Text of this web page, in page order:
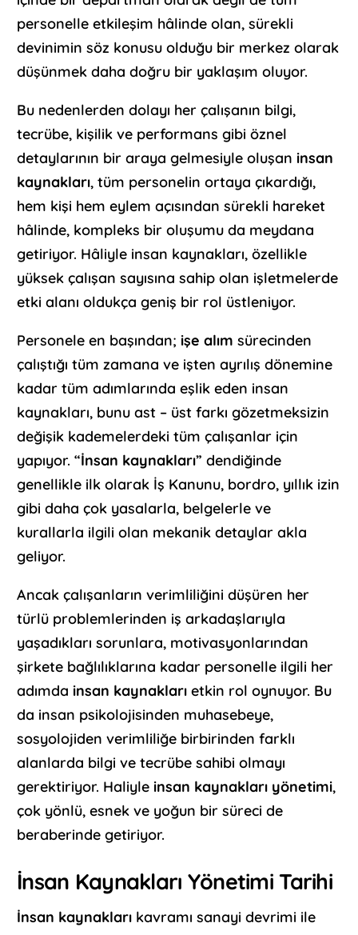
personelle etkileşim hâlinde olan, sürekli
devinimin söz konusu olduğu bir merkez olarak
düşünmek daha doğru bir yaklaşım oluyor.
Bu nedenlerden dolayı her çalışanın bilgi,
tecrübe, kişilik ve performans gibi öznel
detaylarının bir araya gelmesiyle oluşan insan
kaynakları, tüm personelin ortaya çıkardığı,
hem kişi hem eylem açısından sürekli hareket
hâlinde, kompleks bir oluşumu da meydana
getiriyor. Hâliyle insan kaynakları, özellikle
yüksek çalışan sayısına sahip olan işletmelerde
etki alanı oldukça geniş bir rol üstleniyor.
Personele en başından; işe alım sürecinden
çalıştığı tüm zamana ve işten ayrılış dönemine
kadar tüm adımlarında eşlik eden insan
kaynakları, bunu ast – üst farkı gözetmeksizin
değişik kademelerdeki tüm çalışanlar için
yapıyor. “İnsan kaynakları” dendiğinde
genellikle ilk olarak İş Kanunu, bordro, yıllık izin
gibi daha çok yasalarla, belgelerle ve
kurallarla ilgili olan mekanik detaylar akla
geliyor.
Ancak çalışanların verimliliğini düşüren her
türlü problemlerinden iş arkadaşlarıyla
yaşadıkları sorunlara, motivasyonlarından
şirkete bağlılıklarına kadar personelle ilgili her
adımda insan kaynakları etkin rol oynuyor. Bu
da insan psikolojisinden muhasebeye,
sosyolojiden verimliliğe birbirinden farklı
alanlarda bilgi ve tecrübe sahibi olmayı
gerektiriyor. Haliyle insan kaynakları yönetimi,
çok yönlü, esnek ve yoğun bir süreci de
beraberinde getiriyor.
İnsan Kaynakları Yönetimi Tarihi
İnsan kaynakları kavramı sanayi devrimi ile